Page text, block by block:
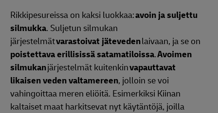
Rikkipesureissa on kaksi luokkaa:avoin ja suljettu
silmukka. Suljetun silmukan
järjestelmätvarastoivat jätevedenlaivaan, ja se on
poistettava erillisissä satamatiloissa.Avoimen
silmukanjärjestelmät kuitenkinvapauttavat
likaisen veden valtamereen, jolloin se voi
vahingoittaa meren eliöitä. Esimerkiksi Kiinan
kaltaiset maat harkitsevat nyt käytäntöjä, joilla